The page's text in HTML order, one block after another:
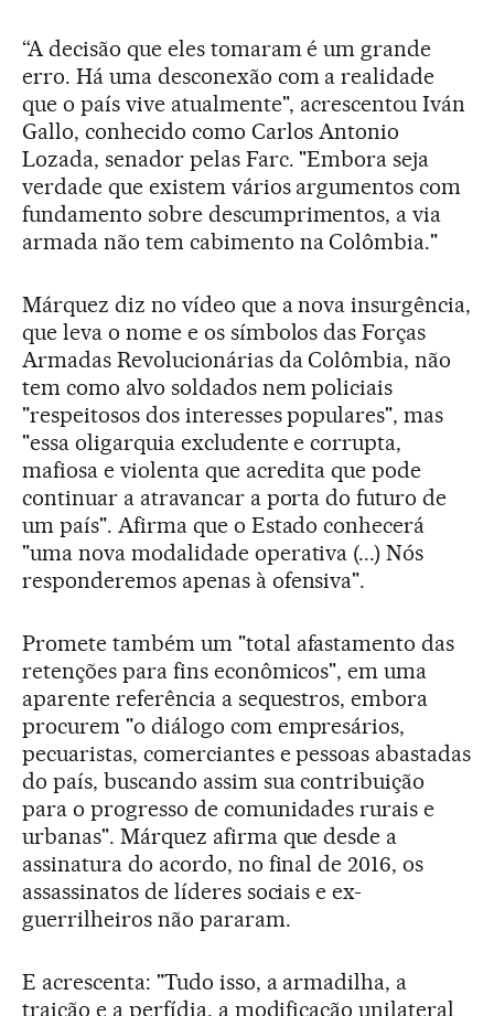
“A decisão que eles tomaram é um grande
erro. Há uma desconexão com a realidade
que o país vive atualmente", acrescentou Iván
Gallo, conhecido como Carlos Antonio
Lozada, senador pelas Farc. "Embora seja
verdade que existem vários argumentos com
fundamento sobre descumprimentos, a via
armada não tem cabimento na Colômbia."
Márquez diz no vídeo que a nova insurgência,
que leva o nome e os símbolos das Forças
Armadas Revolucionárias da Colômbia, não
tem como alvo soldados nem policiais
"respeitosos dos interesses populares", mas
"essa oligarquia excludente e corrupta,
mafiosa e violenta que acredita que pode
continuar a atravancar a porta do futuro de
um país". Afirma que o Estado conhecerá
"uma nova modalidade operativa (...) Nós
responderemos apenas à ofensiva".
Promete também um "total afastamento das
retenções para fins econômicos", em uma
aparente referência a sequestros, embora
procurem "o diálogo com empresários,
pecuaristas, comerciantes e pessoas abastadas
do país, buscando assim sua contribuição
para o progresso de comunidades rurais e
urbanas". Márquez afirma que desde a
assinatura do acordo, no final de 2016, os
assassinatos de líderes sociais e ex-
guerrilheiros não pararam.
E acrescenta: "Tudo isso, a armadilha, a
traição e a perfídia, a modificação unilateral